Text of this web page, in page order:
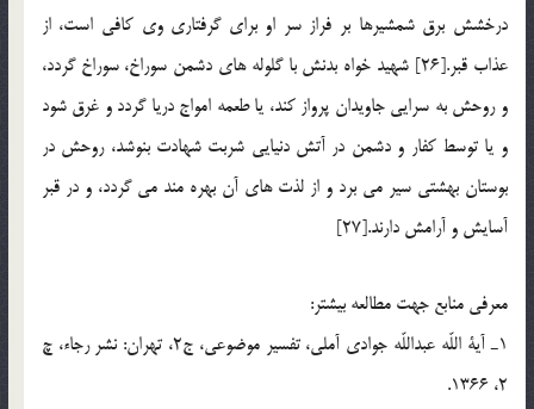
درخشش برق شمشيرها بر فراز سر او براي گرفتاري وي كافي است، از
عذاب قبر.[26] شهيد خواه بدنش با گلوله هاي دشمن سوراخ، سوراخ گردد،
و روحش به سرايي جاويدان پرواز كند، يا طعمه امواج دريا گردد و غرق شود
و يا توسط كفار و دشمن در آتش دنيايي شربت شهادت بنوشد، روحش در
بوستان بهشتي سير مي برد و از لذت هاي آن بهره مند مي گردد، و در قبر
آسايش و آرامش دارند.[27]
معرفي منابع جهت مطالعه بيشتر:
1ـ آية اللّه عبداللّه جوادي آملي، تفسير موضوعي، ج2، تهران: نشر رجاء، چ
2، 1366.